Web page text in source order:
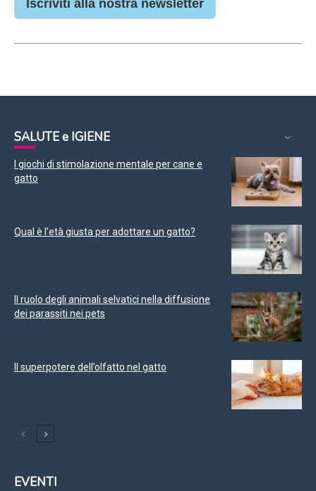
Iscriviti alla nostra newsletter
SALUTE e IGIENE
I giochi di stimolazione mentale per cane e
gatto
Qual è l’età giusta per adottare un gatto?
Il ruolo degli animali selvatici nella diffusione
dei parassiti nei pets
Il superpotere dell’olfatto nel gatto
EVENTI